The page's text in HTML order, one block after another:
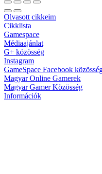
Olvasott cikkeim
Cikklista
Gamespace
Médiaajánlat
G+ közösség
Instagram
GameSpace Facebook
Magyar Online Gamerek
Magyar Gamer Közösség
Információk